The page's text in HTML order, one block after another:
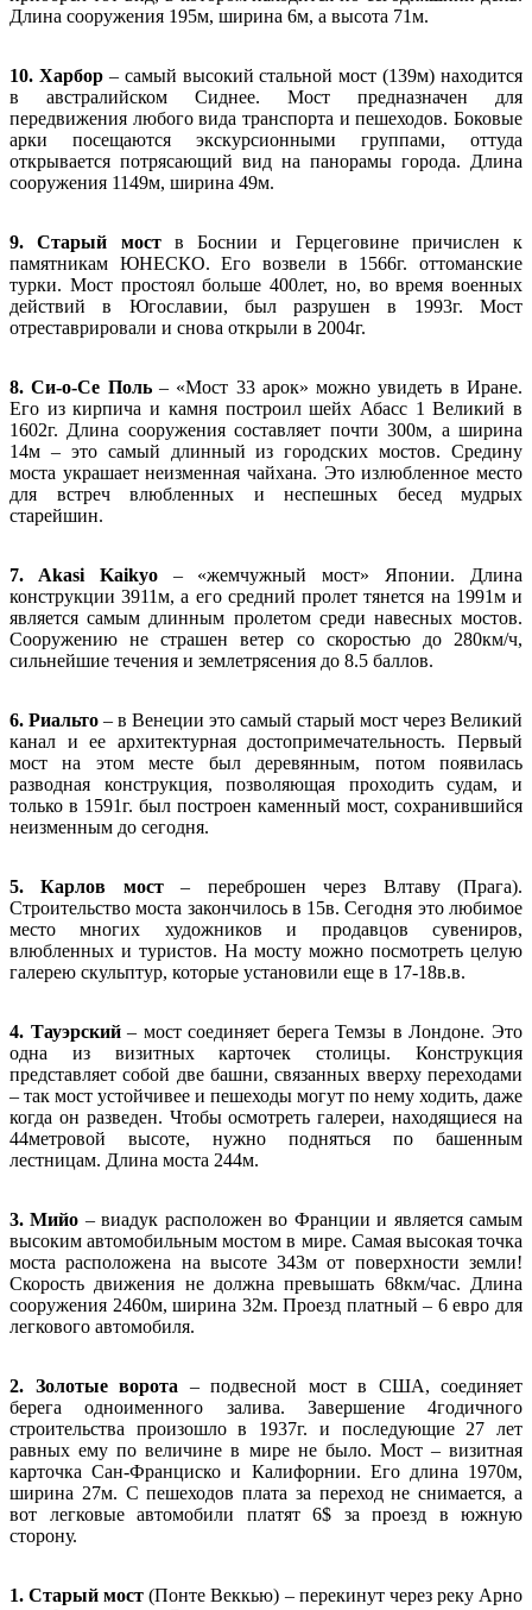
Длина сооружения 195м, ширина 6м, а высота 71м.
10. Харбор– самый высокий стальной мост (139м) находится
в австралийском Сиднее. Мост предназначен для
передвижения любого вида транспорта и пешеходов. Боковые
арки посещаются экскурсионными группами, оттуда
открывается потрясающий вид на панорамы города. Длина
сооружения 1149м, ширина 49м.
9. Старый моств Боснии и Герцеговине причислен к
памятникам ЮНЕСКО. Его возвели в 1566г. оттоманские
турки. Мост простоял больше 400лет, но, во время военных
действий в Югославии, был разрушен в 1993г. Мост
отреставрировали и снова открыли в 2004г.
8. Си-о-Се Поль– «Мост 33 арок» можно увидеть в Иране.
Его из кирпича и камня построил шейх Абасс 1 Великий в
1602г. Длина сооружения составляет почти 300м, а ширина
14м – это самый длинный из городских мостов. Средину
моста украшает неизменная чайхана. Это излюбленное место
для встреч влюбленных и неспешных бесед мудрых
старейшин.
7. Akasi Kaikyo– «жемчужный мост» Японии. Длина
конструкции 3911м, а его средний пролет тянется на 1991м и
является самым длинным пролетом среди навесных мостов.
Сооружению не страшен ветер со скоростью до 280км/ч,
сильнейшие течения и землетрясения до 8.5 баллов.
6. Риальто – в Венеции это самый старый мост через Великий
канал и ее архитектурная достопримечательность. Первый
мост на этом месте был деревянным, потом появилась
разводная конструкция, позволяющая проходить судам, и
только в 1591г. был построен каменный мост, сохранившийся
неизменным до сегодня.
5. Карлов мост– переброшен через Влтаву (Прага).
Строительство моста закончилось в 15в. Сегодня это любимое
место многих художников и продавцов сувениров,
влюбленных и туристов. На мосту можно посмотреть целую
галерею скульптур, которые установили еще в 17-18в.в.
4. Тауэрский– мост соединяет берега Темзы в Лондоне. Это
одна из визитных карточек столицы. Конструкция
представляет собой две башни, связанных вверху переходами
– так мост устойчивее и пешеходы могут по нему ходить, даже
когда он разведен. Чтобы осмотреть галереи, находящиеся на
44метровой высоте, нужно подняться по башенным
лестницам. Длина моста 244м.
3. Мийо – виадук расположен во Франции и является самым
высоким автомобильным мостом в мире. Самая высокая точка
моста расположена на высоте 343м от поверхности земли!
Скорость движения не должна превышать 68км/час. Длина
сооружения 2460м, ширина 32м. Проезд платный – 6 евро для
легкового автомобиля.
2. Золотые ворота – подвесной мост в США, соединяет
берега одноименного залива. Завершение 4годичного
строительства произошло в 1937г. и последующие 27 лет
равных ему по величине в мире не было. Мост – визитная
карточка Сан-Франциско и Калифорнии. Его длина 1970м,
ширина 27м. С пешеходов плата за переход не снимается, а
вот легковые автомобили платят 6$ за проезд в южную
сторону.
1. Старый мост (Понте Веккью) – перекинут через реку Арно